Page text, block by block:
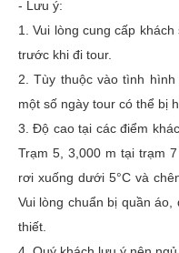
- Lưu ý:
1. Vui lòng cung cấp
trước khi đi tour.
2. Tùy thuộc vào tình
một số ngày tour có thể bị
3. Độ cao tại các điểm
Trạm 5, 3,000 m tại trạm
rơi xuống dưới 5°C và
Vui lòng chuẩn bị quần
thiết.